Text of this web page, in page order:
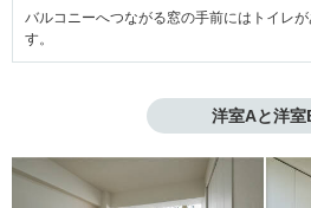
バルコニーへつながる窓の手前にはトイレ
す。
洋室Aと洋室